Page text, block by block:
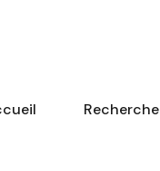
Recherche